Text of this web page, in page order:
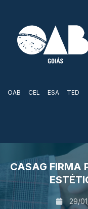
OAB CEL ESA TED
CASAG FIRMA
29/